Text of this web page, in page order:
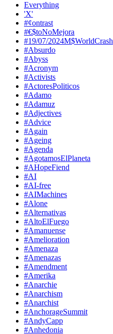
Everything
'X'
#¢ontrast
#€$toNoMejora
#19/07/2024M$WorldCrash
#Absurdo
#Abyss
#Acronym
#Activists
#ActoresPoliticos
#Adamo
#Adamuz
#Adjectives
#Advice
#Again
#Ageing
#Agenda
#AgotamosElPlaneta
#AHopeFiend
#AI
#AI-free
#AIMachines
#Alone
#Alternativas
#AltoElFuego
#Amanuense
#Amelioration
#Amenaza
#Amenazas
#Amendment
#Amerika
#Anarchie
#Anarchism
#Anarchist
#AnchorageSummit
#AndyCapp
#Anhedonia